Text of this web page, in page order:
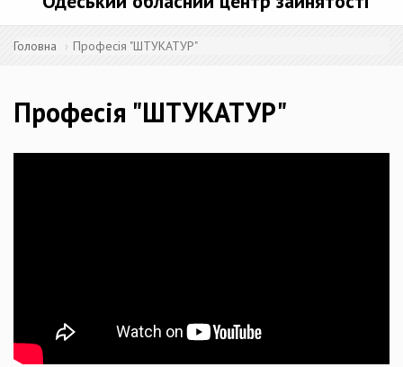
Головна Професія "ШТУКАТУР"
Професія "ШТУКАТУР"